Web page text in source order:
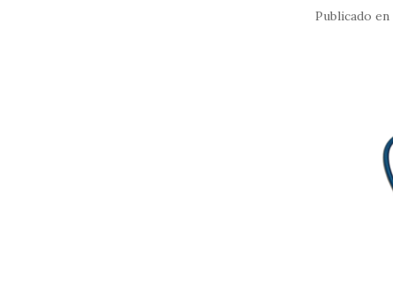
Publicado en